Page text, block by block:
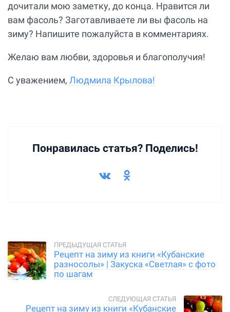
дочитали мою заметку, до конца. Нравится ли
вам фасоль? Заготавливаете ли вы фасоль на
зиму? Напишите пожалуйста в комментариях.
Желаю вам любви, здоровья и благополучия!
С уважением, Людмила Крылова!
Понравилась статья? Поделись!
Рецепт на зиму из книги «Кубанские
разносолы» | Закуска «Светлая» с фото
по шагам
Рецепт на зиму из книги «Кубанские